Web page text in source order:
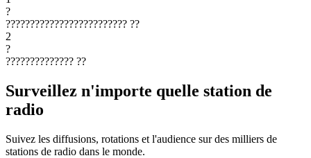
?
????????????????????????? ??
2
?
?????????????? ??
Surveillez n'importe quelle station de
radio
Suivez les diffusions, rotations et l'audience sur des milliers de
stations de radio dans le monde.